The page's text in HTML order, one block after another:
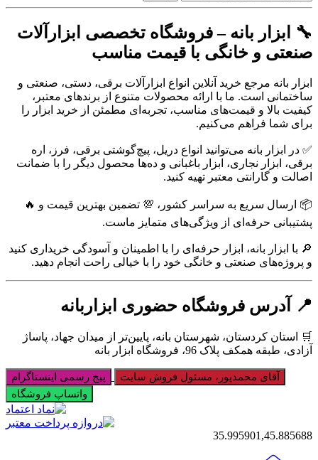
🔧 ابزار بانه – فروشگاه تخصصی ابزارآلات
صنعتی و خانگی با قیمت مناسب
ابزار بانه مرجع خرید آنلاین انواع ابزارآلات برقی، دستی، صنعتی و
ساختمانی است. ما با ارائه محصولات متنوع از برندهای معتبر،
کیفیت بالا و قیمت‌های مناسب، تجربه‌ای مطمئن از خرید ابزار را
برای شما فراهم می‌کنیم.
✅ در ابزار بانه می‌توانید انواع دریل، پیچ‌گوشتی برقی، فرز، اره
برقی، ابزار نجاری، ابزار باغبانی و ده‌ها محصول دیگر را با ضمانت
اصالت و گارانتی معتبر تهیه کنید.
📦 ارسال سریع به سراسر کشور، 💯 تضمین بهترین قیمت و 🔥
پشتیبانی حرفه‌ای از ویژگی‌های متمایز ماست.
🔎 با ابزار بانه، ابزار حرفه‌ای را با اطمینان و آسودگی خریداری کنید
و پروژه‌های صنعتی و خانگی خود را با خیالی راحت انجام دهید.
📍 آدرس فروشگاه حضوری ابزاربانه
🛒 استان کردستان، شهرستان بانه، پایین‌تر از میدان جهاد، پاساژ
آزادی، طبقه همکف پلاک 96، فروشگاه ابزار بانه
آقای محمدپور، مسئول فروش سایت
پیج رسمی اینستاگرام
واتساپ فروشگاه
35.995901,45.885688